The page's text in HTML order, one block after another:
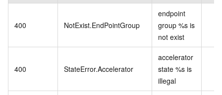
400 NotExist.EndPointGroup
endpoint
group %s is
not exist
400 StateError.Accelerator
accelerator
state %s is
illegal